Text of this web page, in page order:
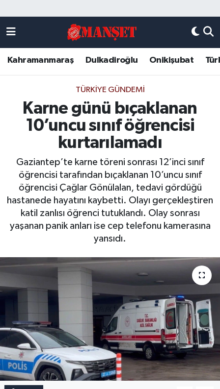
Kahramanmaraş Dulkadiroğlu Onikişubat
TÜRKIYE GÜNDEMI
Karne günü bıçaklanan
10’uncu sınıf öğrencisi
kurtarılamadı
Gaziantep’te karne töreni sonrası 12’inci sınıf
öğrencisi tarafından bıçaklanan 10’uncu sınıf
öğrencisi Çağlar Gönülalan, tedavi gördüğü
hastanede hayatını kaybetti. Olayı gerçekleştiren
katil zanlısı öğrenci tutuklandı. Olay sonrası
yaşanan panik anları ise cep telefonu kamerasına
yansıdı.
DULKADİROĞLU
KAHRAMANMARAŞ
ONİKİŞUBAT
ÖZEL HABER
Künye
Kahramanmaraş Nöbetçi Eczaneler
Kahramanmaraş Hava Durumu
Kahramanmaraş Trafik Yoğunluk Haritası
Süper Lig Puan Durumu ve Fikstür
Tüm Manşetler
Son Dakika Haberleri
Haber Arşivi